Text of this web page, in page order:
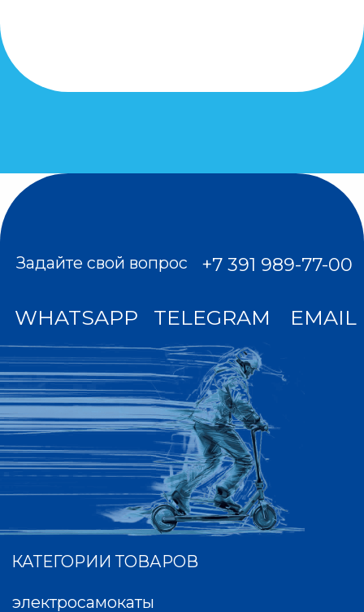
Все цены на сайте не являются публичной
офертой. Мы используем куки для
получаем и обрабатываем персональные
данные посетителей нашего сайта в
пользовательским соглашением. Если вы не
даете согласие на обработку своих
персональных данных, Вам необходимо
покинуть наш сайт.
МЫ В СОЦСЕТЯХ